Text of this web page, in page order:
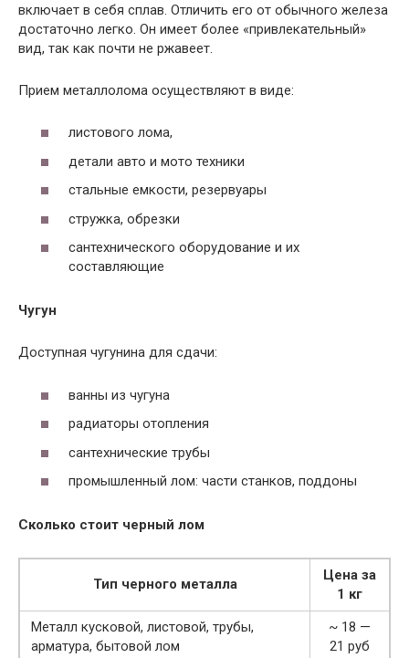
включает в себя сплав. Отличить его от обычного железа
достаточно легко. Он имеет более «привлекательный»
вид, так как почти не ржавеет.
Прием металлолома осуществляют в виде:
листового лома,
детали авто и мото техники
стальные емкости, резервуары
стружка, обрезки
сантехнического оборудование и их
составляющие
Чугун
Доступная чугунина для сдачи:
ванны из чугуна
радиаторы отопления
сантехнические трубы
промышленный лом: части станков, поддоны
Сколько стоит черный лом
Тип черного металла
Цена за
1 кг
Металл кусковой, листовой, трубы,
арматура, бытовой лом
~ 18 —
21 руб